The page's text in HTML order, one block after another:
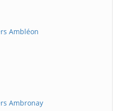
Ambléon
Ambronay